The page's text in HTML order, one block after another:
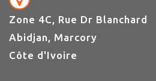
Zone 4C, Rue Dr Blanchard
Abidjan, Marcory
Côte d'Ivoire